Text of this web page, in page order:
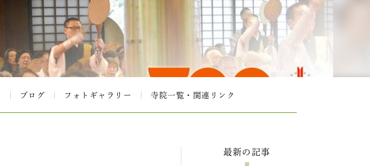
ブログ フォトギャラリー 寺院一覧・関連リンク
最新の記事